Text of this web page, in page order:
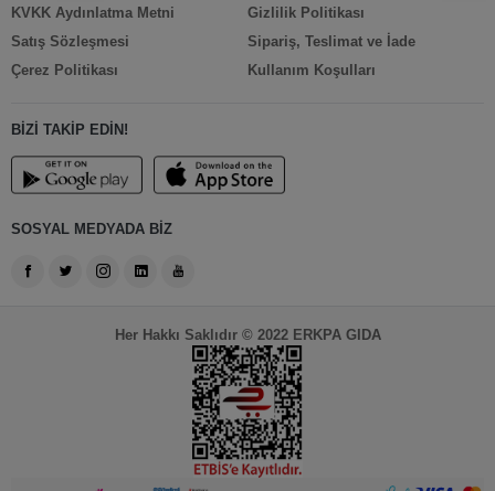
KVKK Aydınlatma Metni
Satış Sözleşmesi
Çerez Politikası
Gizlilik Politikası
Sipariş, Teslimat ve İade
Kullanım Koşulları
BİZİ TAKİP EDİN!
SOSYAL MEDYADA BİZ
Her Hakkı Saklıdır © 2022 ERKPA GIDA